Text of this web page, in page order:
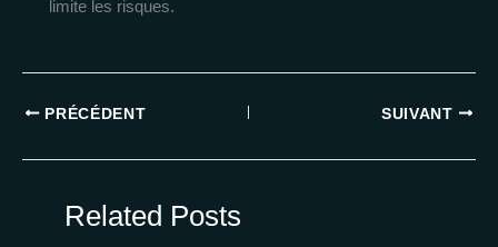
limite les risques.
PRÉCÉDENT SUIVANT
Related Posts